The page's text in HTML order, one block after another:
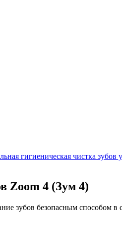
гигиеническая чистка зубов
Zoom 4 (Зум 4)
зубов безопасным способом в